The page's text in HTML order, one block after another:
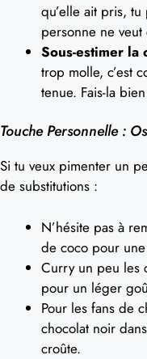
qu’elle ait pris,
personne ne veut
Sous-estimer la
trop molle, c’est
tenue. Fais-la
Touche Personnelle :
Si tu veux pimenter un
de substitutions :
N’hésite pas à
de coco pour
Curry un peu les
pour un léger
Pour les fans de
chocolat noir
croûte.